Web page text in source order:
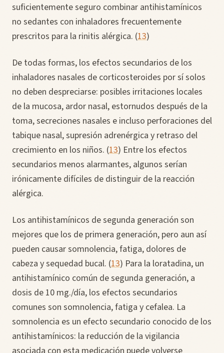
suficientemente seguro combinar antihistamínicos
no sedantes con inhaladores frecuentemente
prescritos para la rinitis alérgica. (13)
De todas formas, los efectos secundarios de los
inhaladores nasales de corticosteroides por sí solos
no deben despreciarse: posibles irritaciones locales
de la mucosa, ardor nasal, estornudos después de la
toma, secreciones nasales e incluso perforaciones del
tabique nasal, supresión adrenérgica y retraso del
crecimiento en los niños. (13) Entre los efectos
secundarios menos alarmantes, algunos serían
irónicamente difíciles de distinguir de la reacción
alérgica.
Los antihistamínicos de segunda generación son
mejores que los de primera generación, pero aun así
pueden causar somnolencia, fatiga, dolores de
cabeza y sequedad bucal. (13) Para la loratadina, un
antihistamínico común de segunda generación, a
dosis de 10 mg./día, los efectos secundarios
comunes son somnolencia, fatiga y cefalea. La
somnolencia es un efecto secundario conocido de los
antihistamínicos: la reducción de la vigilancia